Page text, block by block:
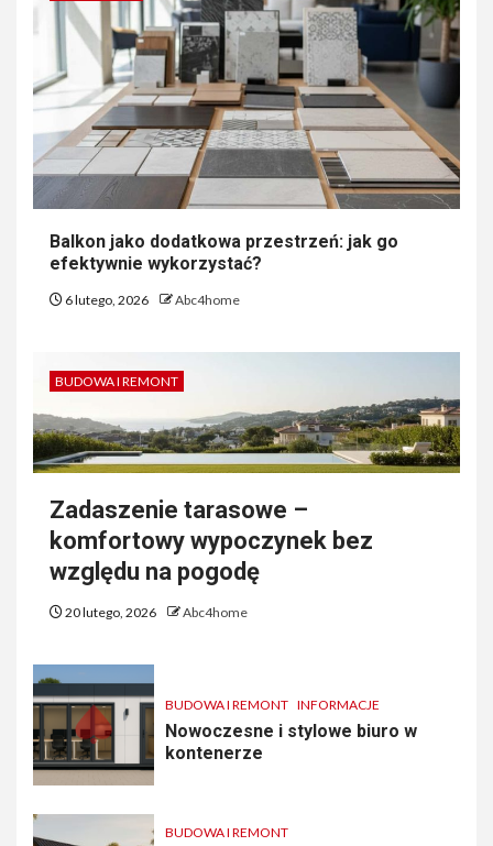
Balkon jako dodatkowa przestrzeń: jak go
efektywnie wykorzystać?
6 lutego, 2026 Abc4home
BUDOWA I REMONT
Zadaszenie tarasowe –
komfortowy wypoczynek bez
względu na pogodę
20 lutego, 2026 Abc4home
BUDOWA I REMONT INFORMACJE
Nowoczesne i stylowe biuro w
kontenerze
BUDOWA I REMONT